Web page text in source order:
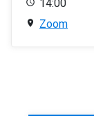
14:00
Zoom